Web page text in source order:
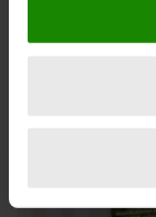
Informatie
die tot een
op
verwerkt en
intrekken in de